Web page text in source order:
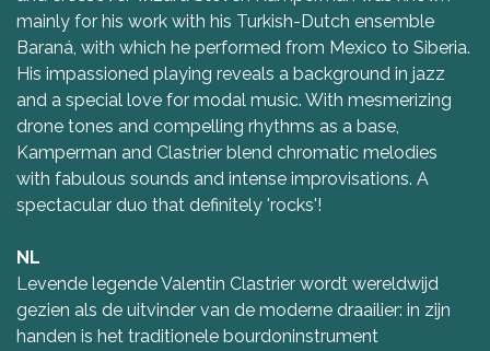
mainly for his work with his Turkish-Dutch ensemble
Baraná, with which he performed from Mexico to Siberia.
His impassioned playing reveals a background in jazz
and a special love for modal music. With mesmerizing
drone tones and compelling rhythms as a base,
Kamperman and Clastrier blend chromatic melodies
with fabulous sounds and intense improvisations. A
spectacular duo that definitely 'rocks'!
NL
Levende legende Valentin Clastrier wordt wereldwijd
gezien als de uitvinder van de moderne draailier: in zijn
handen is het traditionele bourdoninstrument